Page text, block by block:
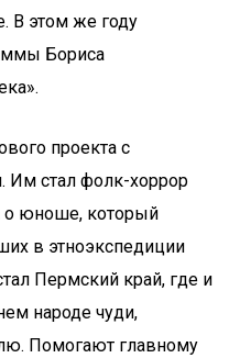
В этом же году
Бориса
проекта с
Им стал фолк-хоррор
о юноше, который
в этноэкспедиции
Пермский край, где и
народе чуди,
Помогают главному